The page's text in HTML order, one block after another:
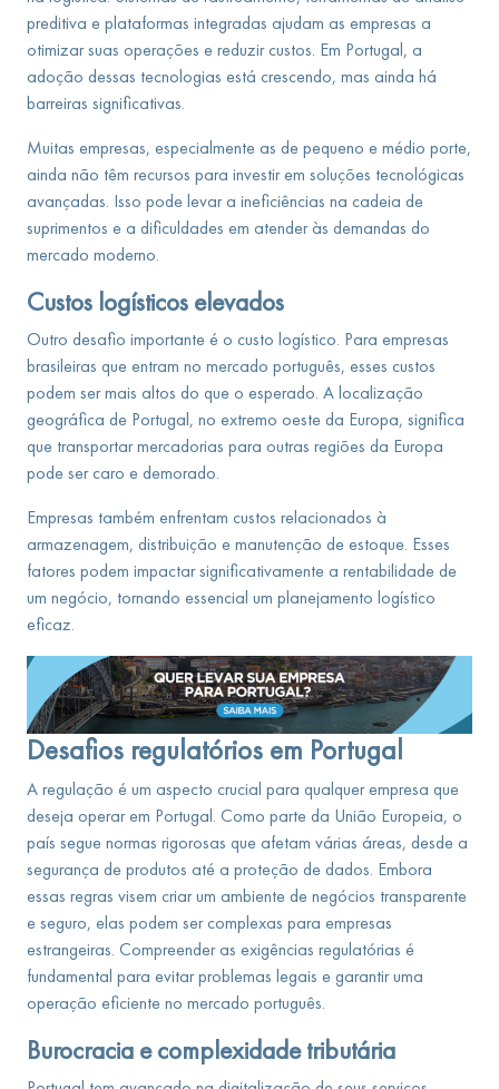
preditiva e plataformas integradas ajudam as empresas a
otimizar suas operações e reduzir custos. Em Portugal, a
adoção dessas tecnologias está crescendo, mas ainda há
barreiras significativas.
Muitas empresas, especialmente as de pequeno e médio porte,
ainda não têm recursos para investir em soluções tecnológicas
avançadas. Isso pode levar a ineficiências na cadeia de
suprimentos e a dificuldades em atender às demandas do
mercado moderno.
Custos logísticos elevados
Outro desafio importante é o custo logístico. Para empresas
brasileiras que entram no mercado português, esses custos
podem ser mais altos do que o esperado. A localização
geográfica de Portugal, no extremo oeste da Europa, significa
que transportar mercadorias para outras regiões da Europa
pode ser caro e demorado.
Empresas também enfrentam custos relacionados à
armazenagem, distribuição e manutenção de estoque. Esses
fatores podem impactar significativamente a rentabilidade de
um negócio, tornando essencial um planejamento logístico
eficaz.
Desafios regulatórios em Portugal
A regulação é um aspecto crucial para qualquer empresa que
deseja operar em Portugal. Como parte da União Europeia, o
país segue normas rigorosas que afetam várias áreas, desde a
segurança de produtos até a proteção de dados. Embora
essas regras visem criar um ambiente de negócios transparente
e seguro, elas podem ser complexas para empresas
estrangeiras. Compreender as exigências regulatórias é
fundamental para evitar problemas legais e garantir uma
operação eficiente no mercado português.
Burocracia e complexidade tributária